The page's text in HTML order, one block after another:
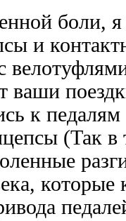
боли,
и
ваши
к
(Так
которые